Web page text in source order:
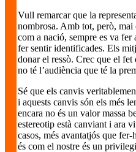
Vull remarcar que la
nombrosa. Amb tot, però, mai
com a nació, sempre es va fer
fer sentir identificades. Els
donar el ressò. Crec que el
no té l’audiència que té la
Sé que els canvis
i aquests canvis són els més
encara no és un valor massa
estereotip està canviant i ara
casos, més avantatjós que
és com el nostre és un